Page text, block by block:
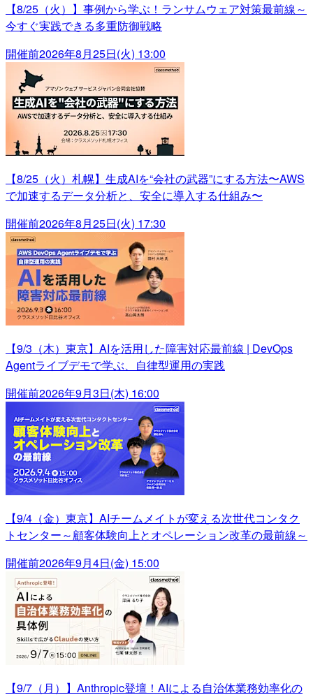
【8/25（火）】事例から学ぶ！ランサムウェア対策最前線～
今すぐ実践できる多重防御戦略
開催前2026年8月25日(火) 13:00
【8/25（火）札幌】生成AIを“会社の武器”にする方法〜AWS
で加速するデータ分析と、安全に導入する仕組み〜
開催前2026年8月25日(火) 17:30
【9/3（木）東京】AIを活用した障害対応最前線 | DevOps
Agentライブデモで学ぶ、自律型運用の実践
開催前2026年9月3日(木) 16:00
【9/4（金）東京】AIチームメイトが変える次世代コンタク
トセンター～顧客体験向上とオペレーション改革の最前線～
開催前2026年9月4日(金) 15:00
【9/7（月）】Anthropic登壇！AIによる自治体業務効率化の